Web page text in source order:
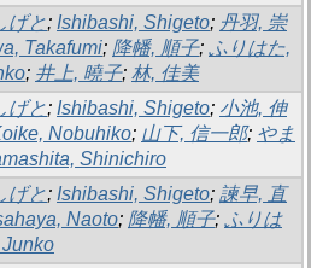
げと; Ishibashi, Shigeto; 丹羽, 崇
Takafumi; 降幡, 順子; ふりはた,
; 井上, 曉子; 林, 佳美
げと; Ishibashi, Shigeto; 小池, 伸
Nobuhiko; 山下, 信一郎; やま
Shinichiro
げと; Ishibashi, Shigeto; 諫早, 直
Naoto; 降幡, 順子; ふりは